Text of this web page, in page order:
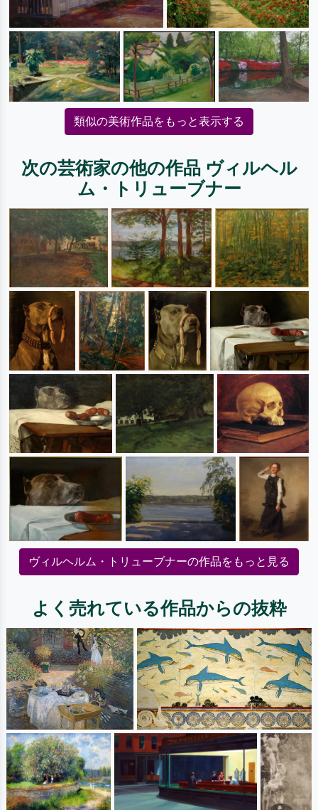
類似の美術作品をもっと表示する
次の芸術家の他の作品 ヴィルヘル
ム・トリューブナー
ヴィルヘルム・トリューブナーの作品をもっと見る
よく売れている作品からの抜粋